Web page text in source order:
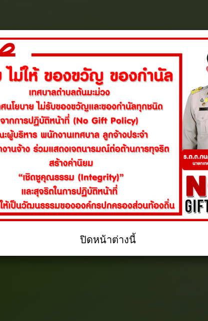
ปิดหน้าต่างนี้